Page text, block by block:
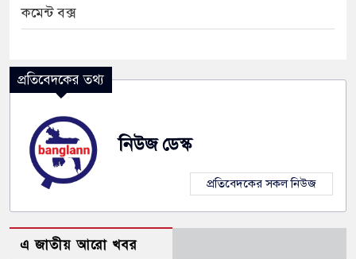
কমেন্ট বক্স
প্রতিবেদকের তথ্য
নিউজ ডেস্ক
প্রতিবেদকের সকল নিউজ
এ জাতীয় আরো খবর